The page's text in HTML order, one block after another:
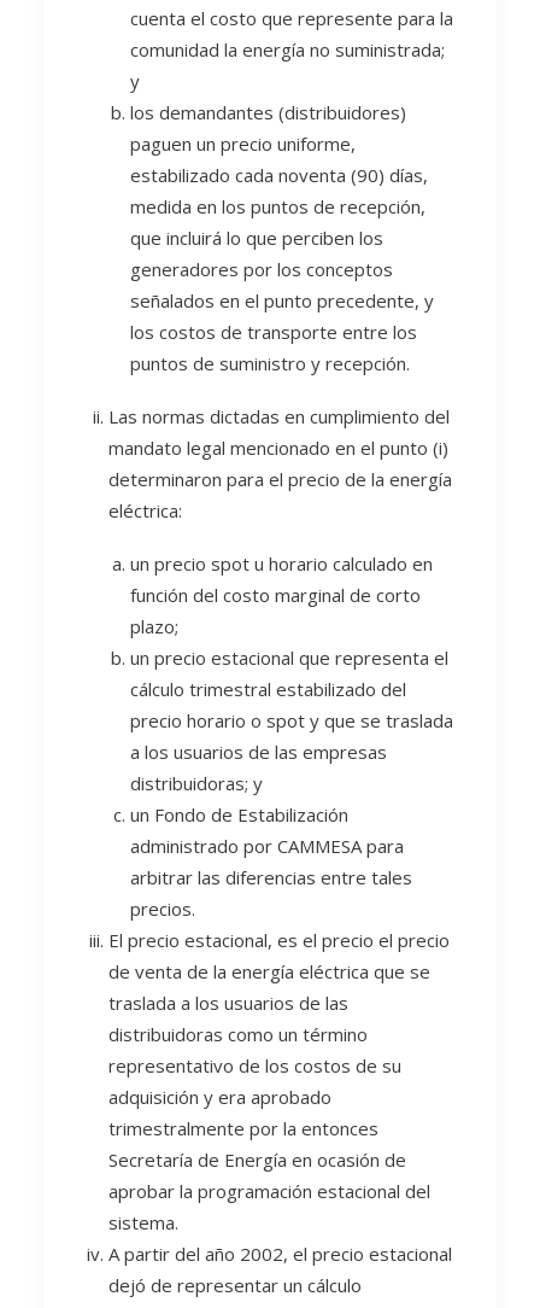
cuenta el costo que represente para la
comunidad la energía no suministrada;
y
los demandantes (distribuidores)
paguen un precio uniforme,
estabilizado cada noventa (90) días,
medida en los puntos de recepción,
que incluirá lo que perciben los
generadores por los conceptos
señalados en el punto precedente, y
los costos de transporte entre los
puntos de suministro y recepción.
Las normas dictadas en cumplimiento del
mandato legal mencionado en el punto (i)
determinaron para el precio de la energía
eléctrica:
un precio spot u horario calculado en
función del costo marginal de corto
plazo;
un precio estacional que representa el
cálculo trimestral estabilizado del
precio horario o spot y que se traslada
a los usuarios de las empresas
distribuidoras; y
un Fondo de Estabilización
administrado por CAMMESA para
arbitrar las diferencias entre tales
precios.
El precio estacional, es el precio el precio
de venta de la energía eléctrica que se
traslada a los usuarios de las
distribuidoras como un término
representativo de los costos de su
adquisición y era aprobado
trimestralmente por la entonces
Secretaría de Energía en ocasión de
aprobar la programación estacional del
sistema.
A partir del año 2002, el precio estacional
dejó de representar un cálculo